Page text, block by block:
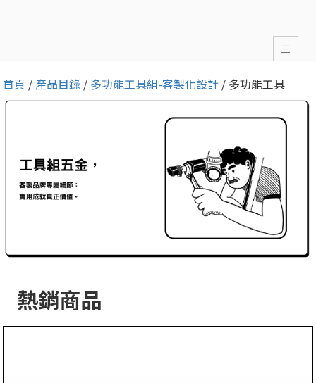
三
首頁 / 產品目錄 / 多功能工具組-客製化設計 / 多功能工具
熱銷商品